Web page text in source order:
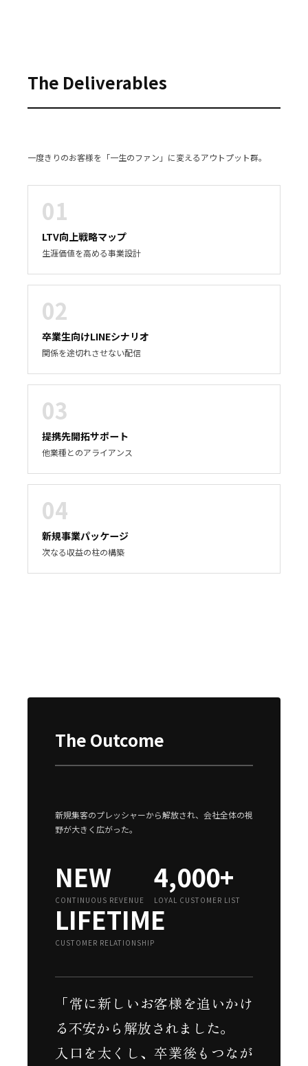
The Deliverables
一度きりのお客様を「一生のファン」に変えるアウトプット群。
01
LTV向上戦略マップ
生涯価値を高める事業設計
02
卒業生向けLINEシナリオ
関係を途切れさせない配信
03
提携先開拓サポート
他業種とのアライアンス
04
新規事業パッケージ
次なる収益の柱の構築
The Outcome
新規集客のプレッシャーから解放され、会社全体の視
野が大きく広がった。
NEW
CONTINUOUS REVENUE
4,000+
LOYAL CUSTOMER LIST
LIFETIME
CUSTOMER RELATIONSHIP
「常に新しいお客様を追いかけ
る不安から解放されました。
入口を太くし、卒業後もつなが